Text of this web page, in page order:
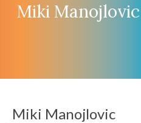
Miki Manojlovic
Miki Manojlovic